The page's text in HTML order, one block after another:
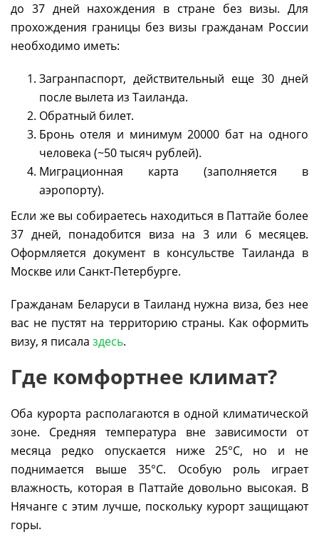
до 37 дней нахождения в стране без визы. Для
прохождения границы без визы гражданам России
необходимо иметь:
Загранпаспорт, действительный еще 30 дней
после вылета из Таиланда.
Обратный билет.
Бронь отеля и минимум 20000 бат на одного
человека (~50 тысяч рублей).
Миграционная карта (заполняется в
аэропорту).
Если же вы собираетесь находиться в Паттайе более
37 дней, понадобится виза на 3 или 6 месяцев.
Оформляется документ в консульстве Таиланда в
Москве или Санкт-Петербурге.
Гражданам Беларуси в Таиланд нужна виза, без нее
вас не пустят на территорию страны. Как оформить
визу, я писала здесь.
Где комфортнее климат?
Оба курорта располагаются в одной климатической
зоне. Средняя температура вне зависимости от
месяца редко опускается ниже 25°C, но и не
поднимается выше 35°C. Особую роль играет
влажность, которая в Паттайе довольно высокая. В
Нячанге с этим лучше, поскольку курорт защищают
горы.